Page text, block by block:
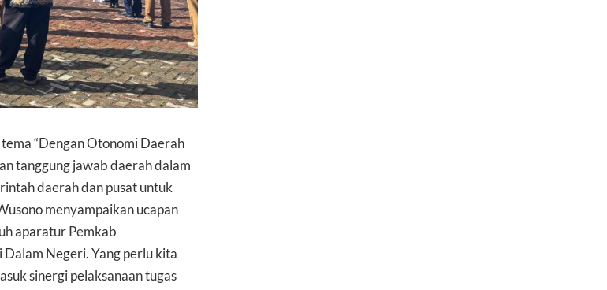
“Dengan Otonomi Daerah
tanggung jawab daerah dalam
daerah dan pusat untuk
menyampaikan ucapan
aparatur Pemkab
Negeri. Yang perlu kita
sinergi pelaksanaan tugas